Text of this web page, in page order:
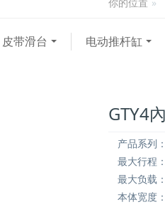
皮带滑台 电动推杆缸
GTY4
产品系列：
最大行程：
最大负载：
本体宽度：